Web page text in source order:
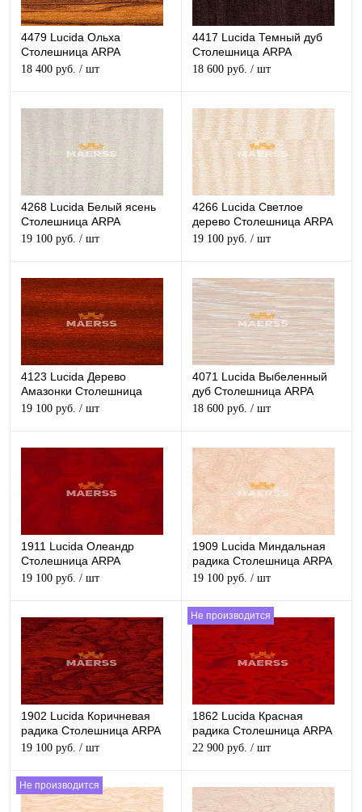
4479 Lucida Ольха
Столешница ARPA
глянцевая
18 400 руб. / шт
4417 Lucida Темный дуб
Столешница ARPA
глянцевая
18 600 руб. / шт
4268 Lucida Белый ясень
Столешница ARPA
глянцевая
19 100 руб. / шт
4266 Lucida Светлое
дерево Столешница ARPA
глянцевая
19 100 руб. / шт
4123 Lucida Дерево
Амазонки Столешница
ARPA глянцевая
19 100 руб. / шт
4071 Lucida Выбеленный
дуб Столешница ARPA
глянцевая
18 600 руб. / шт
1911 Lucida Олеандр
Столешница ARPA
глянцевая
19 100 руб. / шт
1909 Lucida Миндальная
радика Столешница ARPA
глянцевая
19 100 руб. / шт
1902 Lucida Коричневая
радика Столешница ARPA
глянцевая
19 100 руб. / шт
Не производится
1862 Lucida Красная
радика Столешница ARPA
глянцевая
22 900 руб. / шт
Не производится